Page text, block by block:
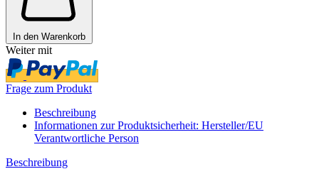
In den Warenkorb
Weiter mit
Frage zum Produkt
Beschreibung
Informationen zur Produktsicherheit: Hersteller/EU
Verantwortliche Person
Beschreibung